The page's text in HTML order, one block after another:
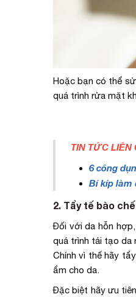
Hoặc bạn có thể
quá trình rửa mặt
TIN TỨC LIÊN
6 công
Bí kíp làm
2. Tẩy tế bào
Đối với da hỗn
quá trình tái tạo da
Chính vì thế hãy
ẩm cho da.
Đặc biệt hãy ưu